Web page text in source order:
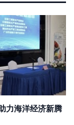
力海洋经济新腾